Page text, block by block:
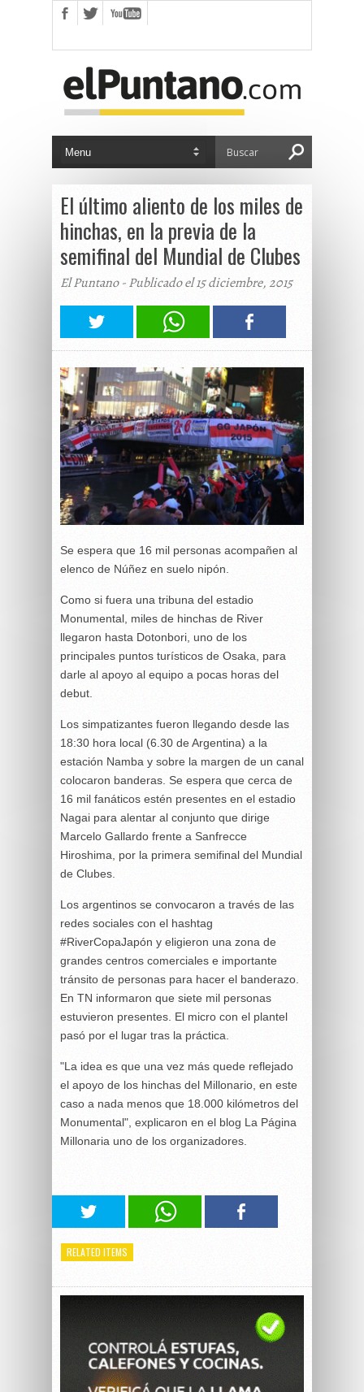
El último aliento de los miles de
hinchas, en la previa de la
semifinal del Mundial de Clubes
El Puntano - Publicado el 15 diciembre, 2015
Se espera que 16 mil personas acompañen al
elenco de Núñez en suelo nipón.
Como si fuera una tribuna del estadio
Monumental, miles de hinchas de River
llegaron hasta Dotonbori, uno de los
principales puntos turísticos de Osaka, para
darle al apoyo al equipo a pocas horas del
debut.
Los simpatizantes fueron llegando desde las
18:30 hora local (6.30 de Argentina) a la
estación Namba y sobre la margen de un canal
colocaron banderas. Se espera que cerca de
16 mil fanáticos estén presentes en el estadio
Nagai para alentar al conjunto que dirige
Marcelo Gallardo frente a Sanfrecce
Hiroshima, por la primera semifinal del Mundial
de Clubes.
Los argentinos se convocaron a través de las
redes sociales con el hashtag
#RiverCopaJapón y eligieron una zona de
grandes centros comerciales e importante
tránsito de personas para hacer el banderazo.
En TN informaron que siete mil personas
estuvieron presentes. El micro con el plantel
pasó por el lugar tras la práctica.
"La idea es que una vez más quede reflejado
el apoyo de los hinchas del Millonario, en este
caso a nada menos que 18.000 kilómetros del
Monumental", explicaron en el blog La Página
Millonaria uno de los organizadores.
RELATED ITEMS